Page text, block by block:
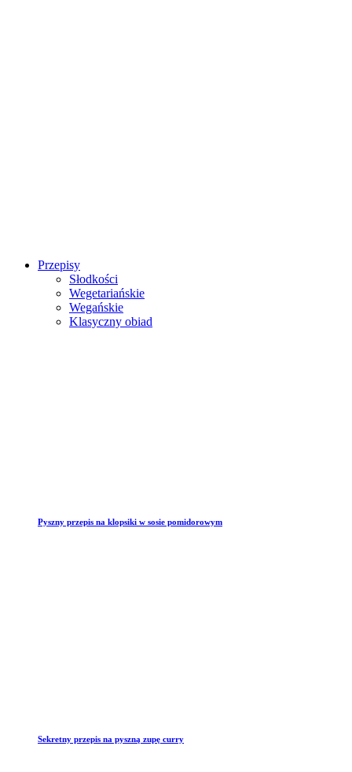
Przepisy
Słodkości
Wegetariańskie
Wegańskie
Klasyczny obiad
Pyszny przepis na klopsiki w sosie pomidorowym
Sekretny przepis na pyszną zupę curry